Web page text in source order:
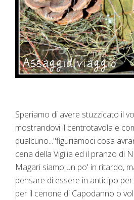
Speriamo di avere stuzzicato il
mostrandovi il centrotavola e
qualcuno..."figuriamoci cosa
cena della Vigilia ed il pranzo di
Magari siamo un po' in ritardo,
pensare di essere in anticipo
per il cenone di Capodanno o